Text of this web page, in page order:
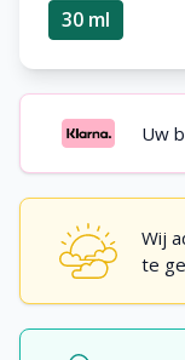
30 ml
Uw
Wij
te